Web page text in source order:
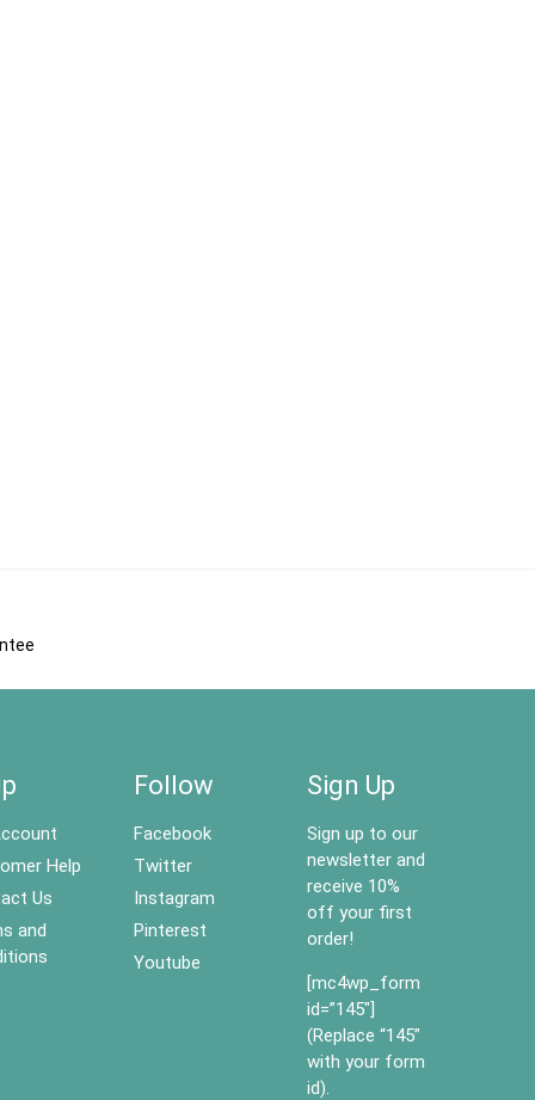
Help
Us
and
Follow
Facebook
Twitter
Instagram
Pinterest
Youtube
Sign Up
Sign up to our
newsletter and
receive 10%
off your first
order!
[mc4wp_form
id=”145″]
(Replace “145”
with your form
id).